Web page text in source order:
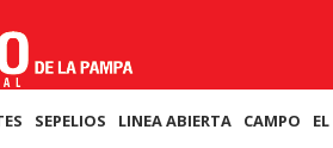
SEPELIOS LINEA ABIERTA CAMPO